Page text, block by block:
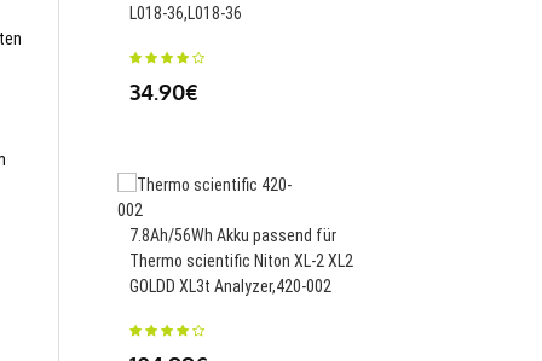
L018-36,L018-36
34.90€
7.8Ah/56Wh Akku passend für
Thermo scientific Niton XL-2 XL2
GOLDD XL3t Analyzer,420-002